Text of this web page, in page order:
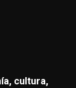
cultura,